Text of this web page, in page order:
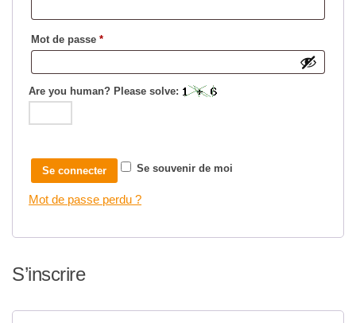
Mot de passe *Obligatoire
Are you human? Please solve:
Se souvenir de moi
Se connecter
Mot de passe perdu ?
S’inscrire